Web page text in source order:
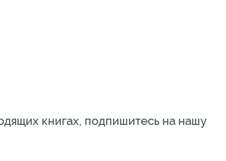
книгах, подпишитесь на нашу